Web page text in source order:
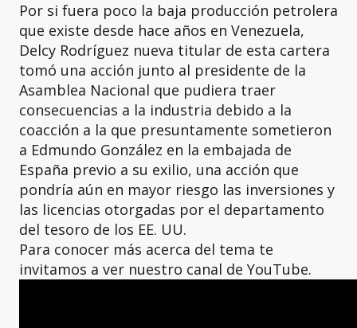
Por si fuera poco la baja producción petrolera
que existe desde hace años en Venezuela,
Delcy Rodríguez nueva titular de esta cartera
tomó una acción junto al presidente de la
Asamblea Nacional que pudiera traer
consecuencias a la industria debido a la
coacción a la que presuntamente sometieron
a Edmundo González en la embajada de
España previo a su exilio, una acción que
pondría aún en mayor riesgo las inversiones y
las licencias otorgadas por el departamento
del tesoro de los EE. UU.
Para conocer más acerca del tema te
invitamos a ver nuestro canal de YouTube.